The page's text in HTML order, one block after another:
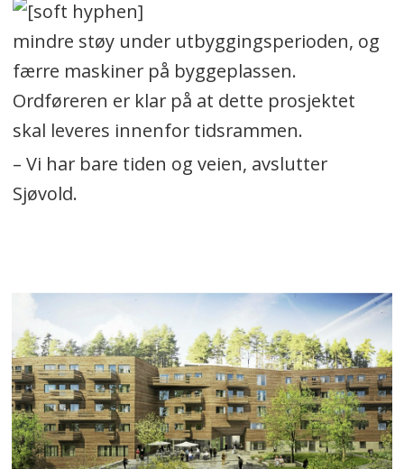
mindre støy under utbyggingsperioden, og
færre maskiner på byggeplassen.
Ordføreren er klar på at dette prosjektet
skal leveres innenfor tidsrammen.
– Vi har bare tiden og veien, avslutter
Sjøvold.